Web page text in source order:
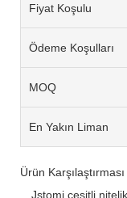
Fiyat Koşulu
Ödeme Koşulları
MOQ
En Yakın Liman
Ürün Karşılaştırması
Jstomi çeşitli